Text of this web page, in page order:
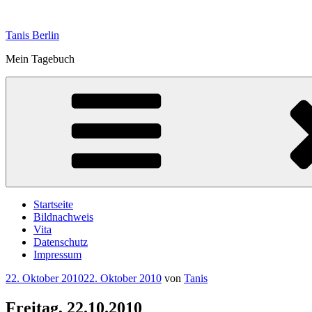
springen
Tanis Berlin
Mein Tagebuch
Startseite
Bildnachweis
Vita
Datenschutz
Impressum
Veröffentlicht
22. Oktober 201022. Oktober 2010 von Tanis
Freitag, 22.10.2010